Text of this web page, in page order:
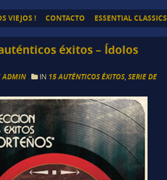
VIEJOS ! CONTACTO ESSENTIAL CLASSICS
éxitos – Ídolos
ADMIN IN 15 AUTÉNTICOS ÉXITOS,SERIE DE